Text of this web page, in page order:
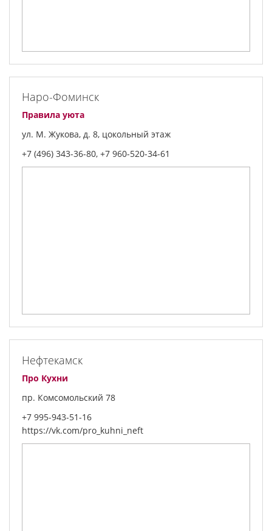
Наро-Фоминск
Правила уюта
ул. М. Жукова, д. 8, цокольный этаж
+7 (496) 343-36-80, +7 960-520-34-61
Нефтекамск
Про Кухни
пр. Комсомольский 78
+7 995-943-51-16
https://vk.com/pro_kuhni_neft